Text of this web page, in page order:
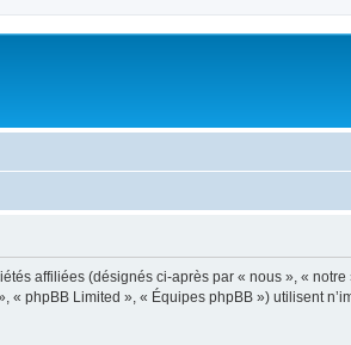
affiliées (désignés ci-après par « nous », «
phpBB Limited », « Équipes phpBB ») utilisent